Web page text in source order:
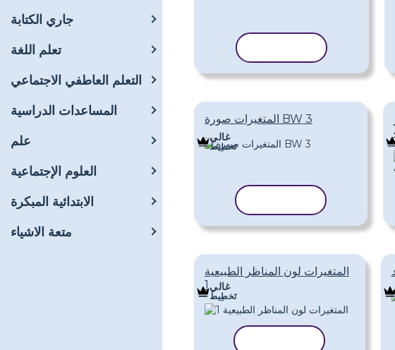
جاري الكتابة
تعلم اللغة
التعلم العاطفي الاجتماعي
المساعدات الدراسية
علم
العلوم الإجتماعية
الابتدائية المبكرة
متعة الاشياء
المتغيرات صورة BW 3
غالي
تَخطِيط
المتغيرات لون المناظر الطبيعية
1غالي
تَخطِيط